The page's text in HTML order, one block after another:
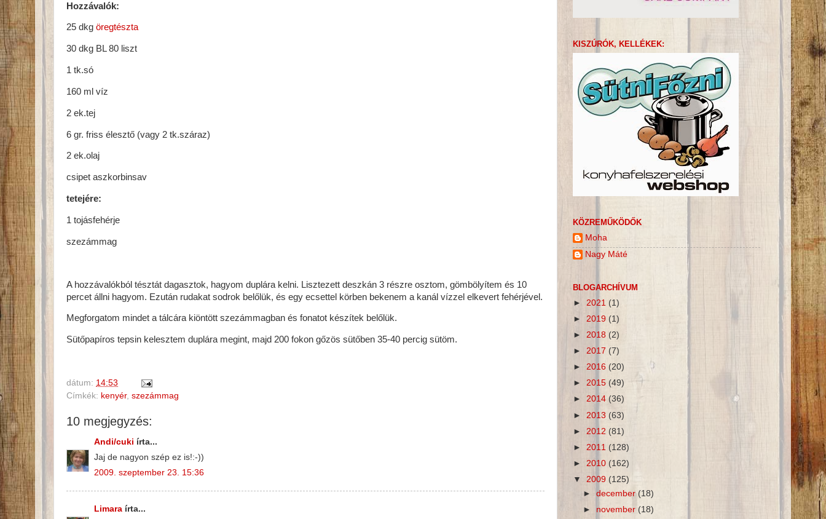
Hozzávalók:
25 dkg öregtészta
30 dkg BL 80 liszt
1 tk.só
160 ml víz
2 ek.tej
6 gr. friss élesztő (vagy 2 tk.száraz)
2 ek.olaj
csipet aszkorbinsav
tetejére:
1 tojásfehérje
szezámmag
A hozzávalókból tésztát dagasztok, hagyom duplára kelni. Lisztezett deszkán 3 részre osztom, gömbölyítem és 10
percet állni hagyom. Ezután rudakat sodrok belőlük, és egy ecsettel körben bekenem a kanál vízzel elkevert fehérjével.
Megforgatom mindet a tálcára kiöntött szezámmagban és fonatot készítek belőlük.
Sütőpapíros tepsin kelesztem duplára megint, majd 200 fokon gőzös sütőben 35-40 percig sütöm.
dátum: 14:53
Címkék: kenyér, szezámmag
10 megjegyzés:
Andi/cuki írta...
Jaj de nagyon szép ez is!:-))
2009. szeptember 23. 15:36
Limara írta...
KISZÚRÓK, KELLÉKEK:
KÖZREMŰKÖDŐK
Moha
Nagy Máté
BLOGARCHÍVUM
► 2021 (1)
► 2019 (1)
► 2018 (2)
► 2017 (7)
► 2016 (20)
► 2015 (49)
► 2014 (36)
► 2013 (63)
► 2012 (81)
► 2011 (128)
► 2010 (162)
▼ 2009 (125)
►december (18)
► november(18)